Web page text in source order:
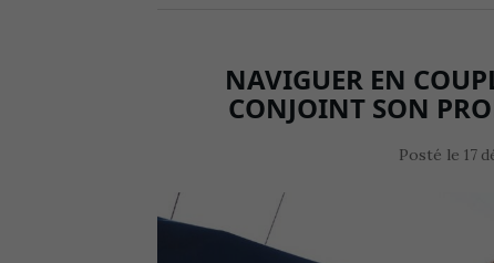
NAVIGUER EN
CONJOINT SON
Posté le 17